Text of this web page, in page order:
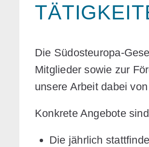
Die Südosteuropa-
Mitglieder sowie zur
unsere Arbeit dabei
Konkrete Angebote
Die jährlich